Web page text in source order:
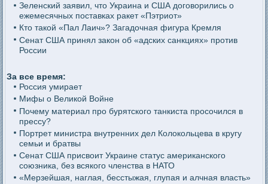
Зеленский заявил, что Украина и США договорились о
ежемесячных поставках ракет «Пэтриот»
Кто такой «Пал Лаич»? Загадочная фигура Кремля
Сенат США принял закон об «адских санкциях» против
России
За все время:
Россия умирает
Мифы о Великой Войне
Почему материал про бурятского танкиста просочился в
прессу?
Портрет министра внутренних дел Колокольцева в кругу
семьи и братвы
Сенат США присвоит Украине статус американского
союзника, без всякого членства в НАТО
«Мерзейшая, наглая, бесстыжая, глупая и алчная власть»